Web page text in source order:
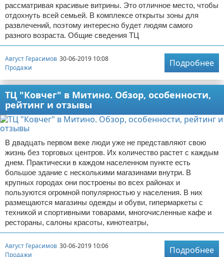
рассматривая красивые витрины. Это отличное место, чтобы
отдохнуть всей семьей. В комплексе открыты зоны для
развлечений, поэтому интересно будет людям самого
разного возраста. Общие сведения ТЦ
Август Герасимов 30-06-2019 10:08
Продажи
Подробнее
ТЦ "Ковчег" в Митино. Обзор, особенности,
рейтинг и отзывы
В двадцать первом веке люди уже не представляют свою
жизнь без торговых центров. Их количество растет с каждым
днем. Практически в каждом населенном пункте есть
большое здание с несколькими магазинами внутри. В
крупных городах они построены во всех районах и
пользуются огромной популярностью у населения. В них
размещаются магазины одежды и обуви, гипермаркеты с
техникой и спортивными товарами, многочисленные кафе и
рестораны, салоны красоты, кинотеатры,
Август Герасимов 30-06-2019 10:06
Продажи
Подробнее